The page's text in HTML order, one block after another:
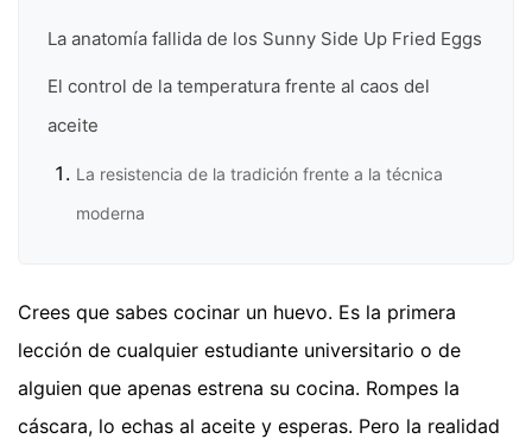
La anatomía fallida de los Sunny Side Up Fried Eggs
El control de la temperatura frente al caos del
aceite
La resistencia de la tradición frente a la técnica
moderna
Crees que sabes cocinar un huevo. Es la primera
lección de cualquier estudiante universitario o de
alguien que apenas estrena su cocina. Rompes la
cáscara, lo echas al aceite y esperas. Pero la realidad